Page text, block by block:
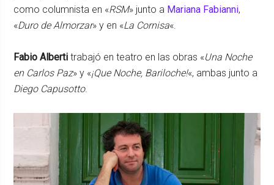
como columnista en «RSM» junto a Mariana Fabianni,
«Duro de Almorzar» y en «La Cornisa«.
Fabio Alberti trabajó en teatro en las obras «Una Noche
en Carlos Paz» y «¡Que Noche, Bariloche!«, ambas junto a
Diego Capusotto.